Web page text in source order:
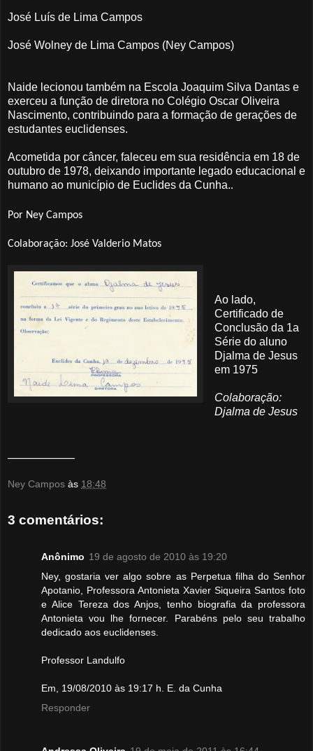
José Luís de Lima Campos
José Wolney de Lima Campos (Ney Campos)
Naide lecionou também na Escola Joaquim Silva Dantas e
exerceu a função de diretora no Colégio Oscar Oliveira
Nascimento, contribuindo para a formação de gerações de
estudantes euclidenses.
Acometida por câncer, faleceu em sua residência em 18 de
outubro de 1978, deixando importante legado educacional e
humano ao município de Euclides da Cunha..
Por Ney Campos
Colaboração: José Valderio Matos
Ao lado,
Certificado de
Conclusão da 1a
Série do aluno
Djalma de Jesus
em 1975
Colaboração:
Djalma de Jesus
Ney Campos às 18:48
3 comentários:
Anônimo 19 de agosto de 2010 às 19:20
Ney, gostaria ver algo sobre as Perpetua filha do Senhor
Apotanio, Professora Antonieta Xavier Siqueira Santos foto
e Alice Tereza dos Anjos, tenho biografia da professora
Antonieta vou lhe fornecer. Parabéns pelo seu trabalho
dedicado aos euclidenses.
Professor Landulfo
Em, 19/08/2010 às 19:17 h. E. da Cunha
Responder